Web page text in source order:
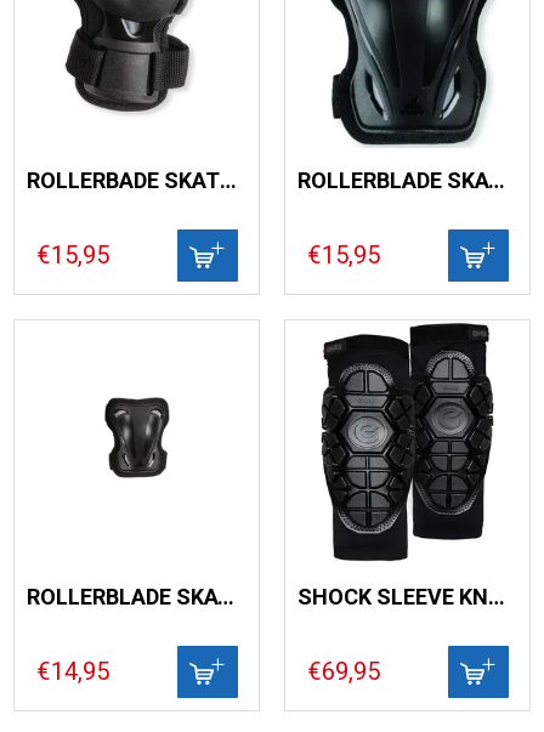
ROLLERBADE SKATE GEAR WRISTGUARD BLACK
€15,95
ROLLERBLADE SKATE GEAR KNEE PAD BLACK
€15,95
ROLLERBLADE SKATE GEAR ELBOW PAD BLACK
€14,95
SHOCK SLEEVE KNEE GASKET II
€69,95